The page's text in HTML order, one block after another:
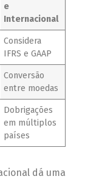
e
Internacional
Considera
IFRS e GAAP
Conversão
entre moedas
Dobrigações
em múltiplos
países
dá uma